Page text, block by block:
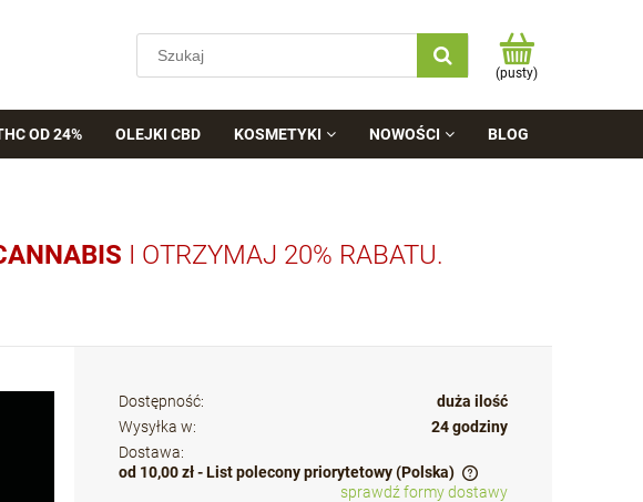
(pusty)
OD 24% OLEJKI CBD KOSMETYKI NOWOŚCI BLOG
I OTRZYMAJ 20% RABATU.
Dostępność:
duża ilość
Wysyłka w:
24 godziny
Dostawa:
od 10,00 zł - List polecony priorytetowy (Polska)
sprawdź formy dostawy